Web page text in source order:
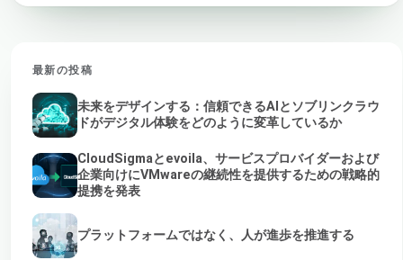
最新の投稿
未来をデザインする：信頼できるAIとソブリンクラウ
ドがデジタル体験をどのように変革しているか
CloudSigmaとevoila、サービスプロバイダーおよび
企業向けにVMwareの継続性を提供するための戦略的
提携を発表
プラットフォームではなく、人が進歩を推進する